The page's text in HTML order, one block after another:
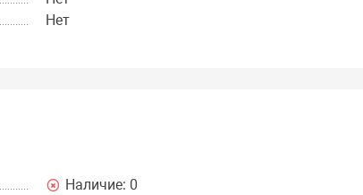
Нет
Наличие: 0